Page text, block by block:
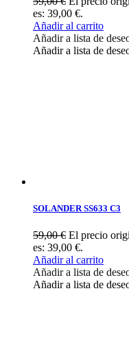
es: 39,00 €.
Añadir al carrito
Añadir a lista de
Añadir a lista de
SOLANDER SS633 C3
59,00€ El precio
es: 39,00 €.
Añadir al carrito
Añadir a lista de
Añadir a lista de